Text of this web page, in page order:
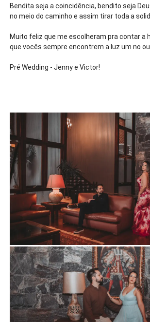
Bendita seja a coincidência, bendito seja
no meio do caminho e assim tirar toda a
Muito feliz que me escolheram pra contar a
que vocês sempre encontrem a luz um no
Pré Wedding - Jenny e Victor!